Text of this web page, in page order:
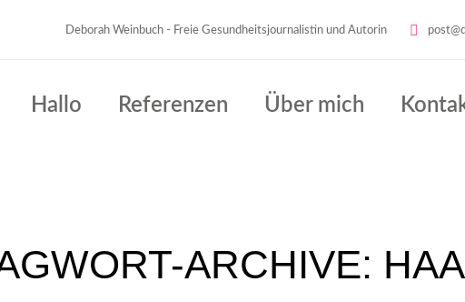
Deborah Weinbuch - Freie Gesundheitsjournalistin und Autorin
Hallo Referenzen Über mich
ARCHIVE: